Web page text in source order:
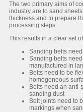
The two primary aims of
industry are to sand
thickness and to prepare
processing steps.
This results in a clear set
Sanding belts
Sanding belts
manufactured in
Belts need to be
homogeneous
Belts need an
sanding dust
Belt joints need to
markings when